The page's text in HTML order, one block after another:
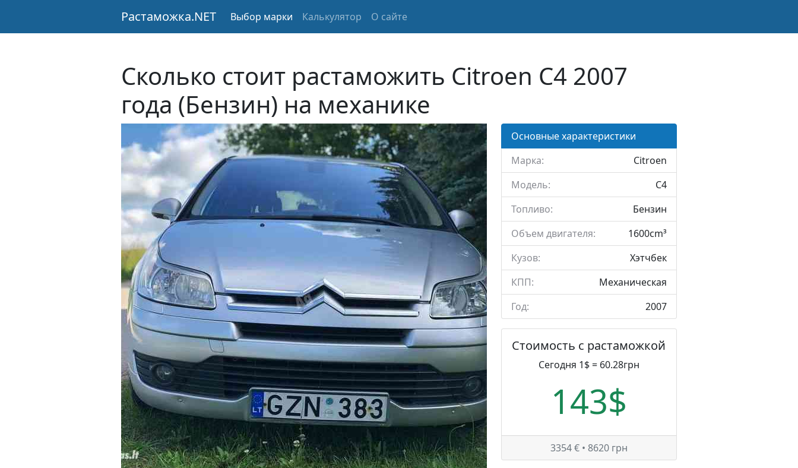
Растаможка.NET Выбор марки Калькулятор О сайте
Сколько стоит растаможить Citroen C4 2007
года (Бензин) на механике
Основные характеристики
Марка:
Citroen
Модель:
C4
Топливо:
Бензин
Объем двигателя:
1600cm³
Кузов:
Хэтчбек
КПП:
Механическая
Год:
2007
Стоимость с растаможкой
Сегодня 1$ = 60.28грн
143$
3354 € • 8620 грн